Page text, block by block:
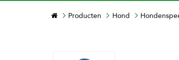
Producten Hond